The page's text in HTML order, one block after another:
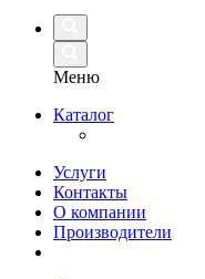
Меню
Каталог
Услуги
Контакты
О компании
Производители